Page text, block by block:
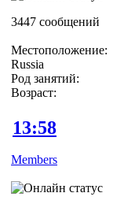
3447 сообщений
Местоположение:
Russia
Род занятий:
Возраст:
13:58
Members